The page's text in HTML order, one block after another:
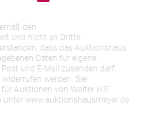
den
und nicht an Dritte
dass das Auktionshaus
Daten für eigene
und E-Mail zusenden darf.
werden. Sie
Auktionen von Walter H.F.
unter www.auktionshausmeyer.de